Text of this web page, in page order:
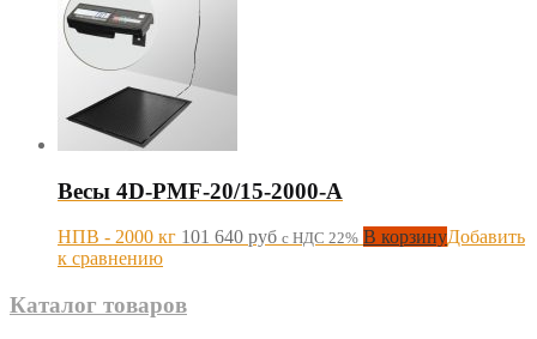
Весы 4D-PMF-20/15-2000-A
НПВ - 2000 кг 101 640 руб с НДС 22% В корзинуДобавить
к сравнению
Каталог товаров